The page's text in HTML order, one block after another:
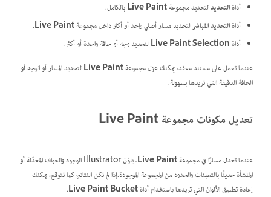
أداةالتحديدلتحديد مجموعةLive Paintبالكامل.
أداةالتحديد المباشرلتحديد مسار أصلي واحد أو أكثر داخل مجموعةLive Paint
.
أداة Live Paint Selectionلتحديد وجه أو حافة واحدة أو أكثر.
عندما تعمل على مستند معقد، يمكنك عزل مجموعةLive Paintلتحديد المسار أو الوجه أو
الحافة الدقيقة التي تريدها بسهولة.
تعديل مكونات مجموعة Live Paint
عندما تعدل مسارًا في مجموعةLive Paint
، يلوّن Illustrator الوجوه والحواف المعدّلة أو
المنشأة حديثًا بالتعبئات والحدود من المجموعة الموجودة.إذا لم تكن النتائج كما تتوقع، يمكنك
إعادة تطبيق الألوان التي تريدها باستخدام أداةLive Paint Bucket
.